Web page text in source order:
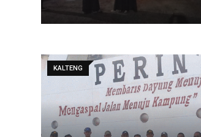
KALTENG